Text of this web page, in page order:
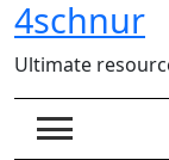
Skip
to
content
4schnur
Ultimate